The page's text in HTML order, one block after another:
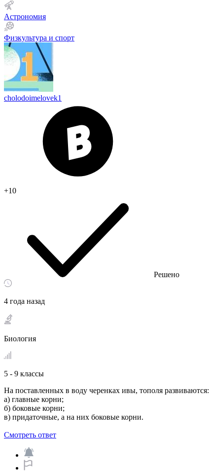
Астрономия
Физкультура и спорт
cholodoimelovek1
+10
Решено
4 года назад
Биология
5 - 9 классы
На поставленных в воду черенках ивы, тополя развиваются:
а) главные корни;
б) боковые корни;
в) придаточные, а на них боковые корни.
Смотреть ответ